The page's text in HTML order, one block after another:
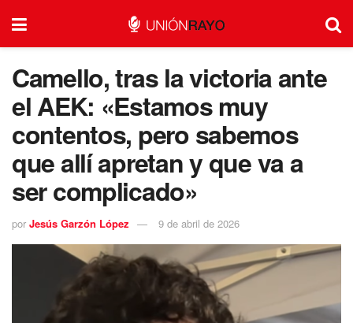
Camello, tras la victoria ante
el AEK: «Estamos muy
contentos, pero sabemos
que allí apretan y que va a
ser complicado»
por Jesús Garzón López 9 de abril de 2026